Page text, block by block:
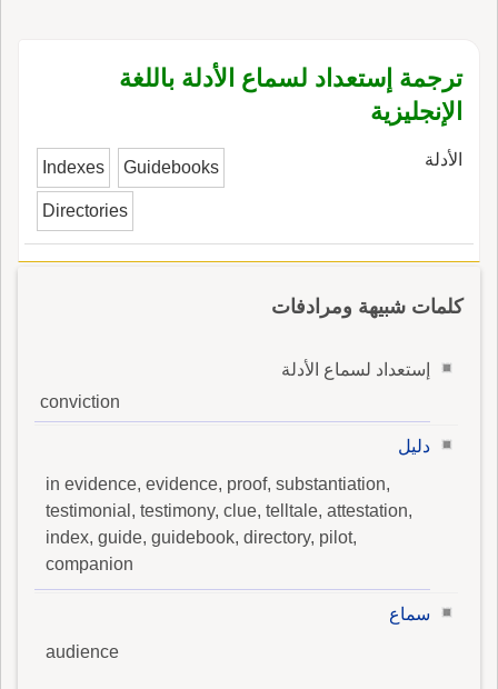
ترجمة إستعداد لسماع الأدلة باللغة
الإنجليزية
الأدلة Indexes Guidebooks
Directories
كلمات شبيهة ومرادفات
إستعداد لسماع الأدلة
conviction
دليل
in evidence, evidence, proof, substantiation,
testimonial, testimony, clue, telltale, attestation,
index, guide, guidebook, directory, pilot,
companion
سماع
audience